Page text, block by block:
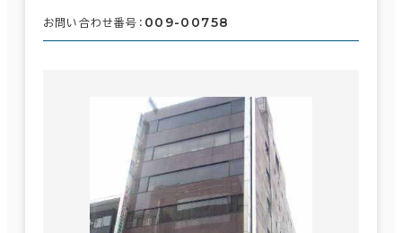
お問い合わせ番号： 009-00758